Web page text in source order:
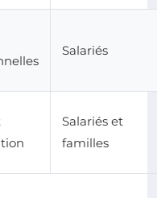
Salariés
Salariés et
familles